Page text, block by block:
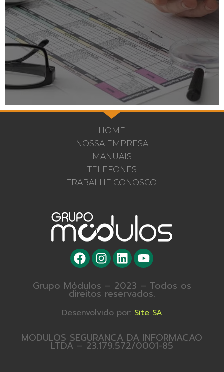
HOME
NOSSA EMPRESA
MANUAIS
TELEFONES
TRABALHE CONOSCO
Grupo Módulos – 2023 – Todos os
direitos reservados.
Desenvolvido por: Site SA
MODULOS SEGURANCA DA INFORMACAO
LTDA – 23.179.572/0001-85